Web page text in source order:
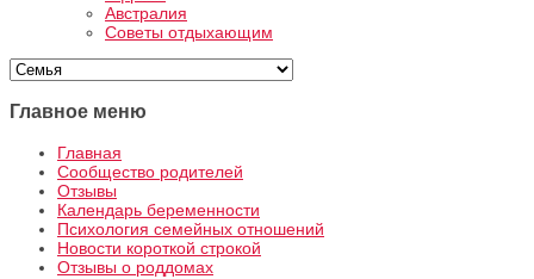
Австралия
Советы отдыхающим
Главное меню
Главная
Сообщество родителей
Отзывы
Календарь беременности
Психология семейных отношений
Новости короткой строкой
Отзывы о роддомах